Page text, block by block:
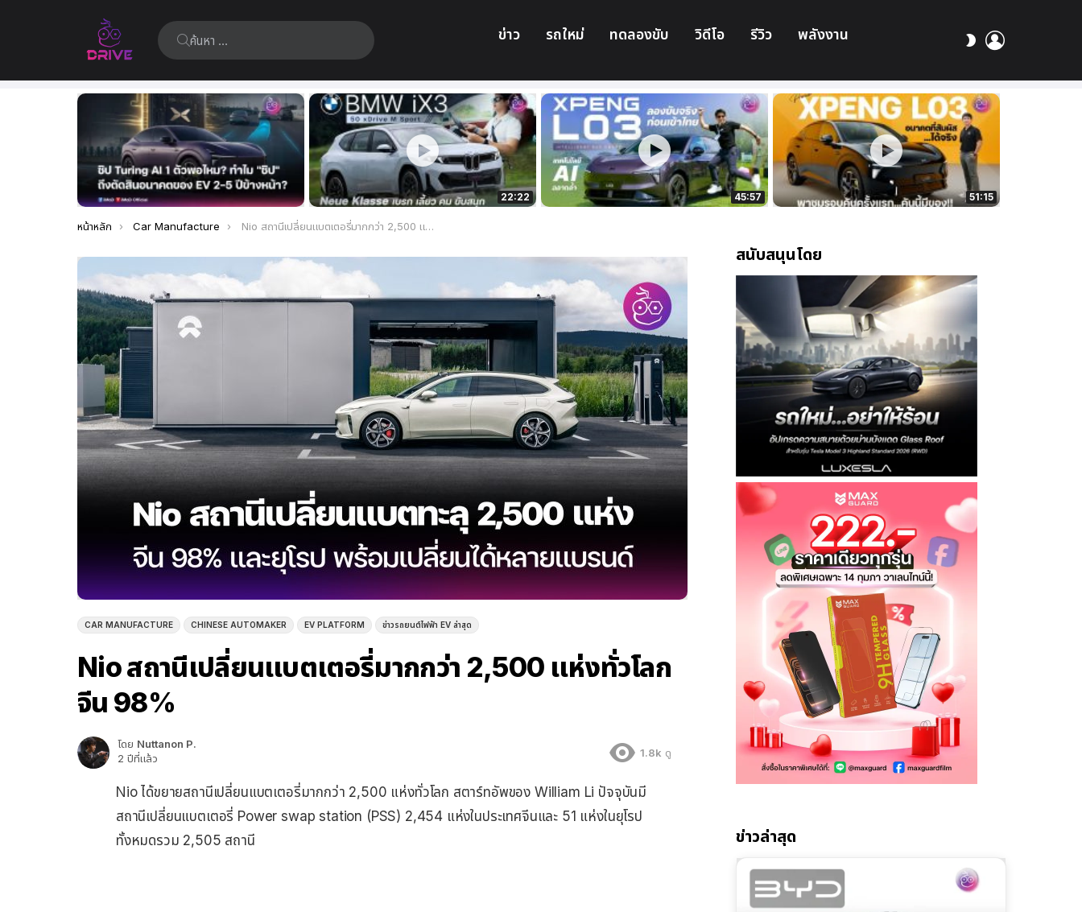
ค้นหา: ข่าว รถใหม่ ทดลองขับ วิดีโอ รีวิว พลังงาน
สลับ
เรื่อง
ล่าสุด
22:22 45:57 51:15
คุณอยู่ที่นี่:
หน้าหลัก Car Manufacture Nio สถานีเปลี่ยนแบตเตอรี่มากกว่า 2,500 แห่งทั่วโลก จีน 98%
CAR MANUFACTURE CHINESE AUTOMAKER EV PLATFORM ข่าวรถยนต์ไฟฟ้า EV ล่าสุด
Nio สถานีเปลี่ยนแบตเตอรี่มากกว่า 2,500 แห่งทั่วโลก
จีน 98%
โดย Nuttanon P.
2 ปีที่แล้ว
1.8k ดู
Nio ได้ขยายสถานีเปลี่ยนแบตเตอรี่มากกว่า 2,500 แห่งทั่วโลก สตาร์ทอัพของ William Li ปัจจุบันมี
สถานีเปลี่ยนแบตเตอรี่ Power swap station (PSS) 2,454 แห่งในประเทศจีนและ 51 แห่งในยุโรป
ทั้งหมดรวม 2,505 สถานี
สนับสนุนโดย
ข่าวล่าสุด